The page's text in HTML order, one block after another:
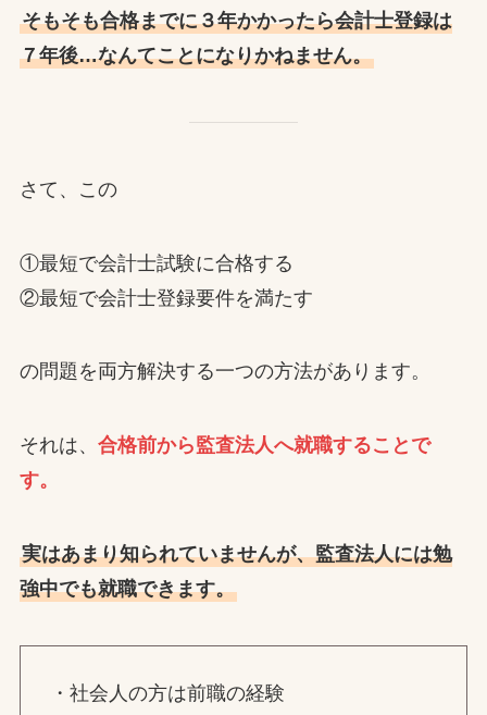
そもそも合格までに３年かかったら会計士登録は
７年後…なんてことになりかねません。
さて、この
①最短で会計士試験に合格する
②最短で会計士登録要件を満たす
の問題を両方解決する一つの方法があります。
それは、 合格前から監査法人へ就職することで
す。
実はあまり知られていませんが、監査法人には勉
強中でも就職できます。
・社会人の方は前職の経験